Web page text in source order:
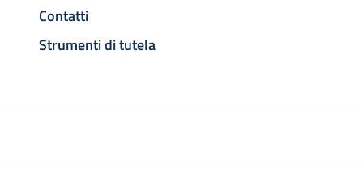
Contatti
Strumenti di tutela